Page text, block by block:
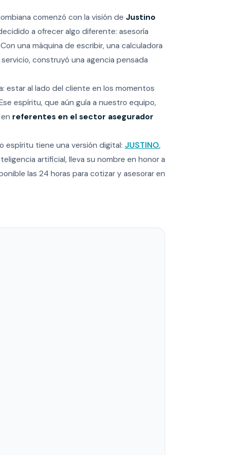
comenzó con la visión de Justino
a ofrecer algo diferente: asesoría
una máquina de escribir, una calculadora
construyó una agencia pensada
estar al lado del cliente en los momentos
espíritu, que aún guía a nuestro equipo,
referentes en el sector asegurador
espíritu tiene una versión digital: JUSTINO,
artificial, lleva su nombre en honor a
las 24 horas para cotizar y asesorar en